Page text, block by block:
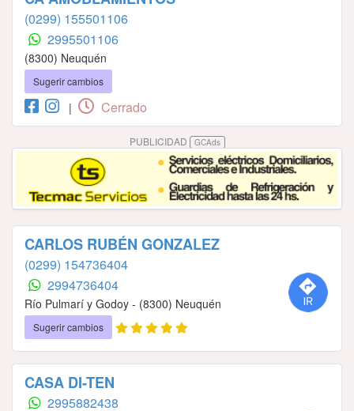
(0299) 155501106
2995501106
(8300) Neuquén
Sugerir cambios
| Cerrado
PUBLICIDAD GCAds
CARLOS RUBÉN GONZALEZ
(0299) 154736404
2994736404
Río Pulmarí y Godoy - (8300) Neuquén
Sugerir cambios
CASA DI-TEN
2995882438